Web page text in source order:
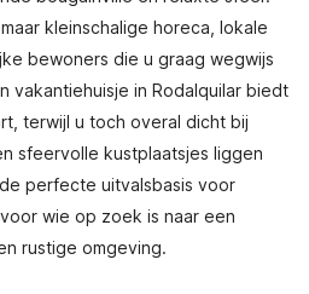
kleinschalige horeca, lokale
bewoners die u graag wegwijs
vakantiehuisje in Rodalquilar biedt
terwijl u toch overal dicht bij
sfeervolle kustplaatsjes liggen
perfecte uitvalsbasis voor
wie op zoek is naar een
rustige omgeving.